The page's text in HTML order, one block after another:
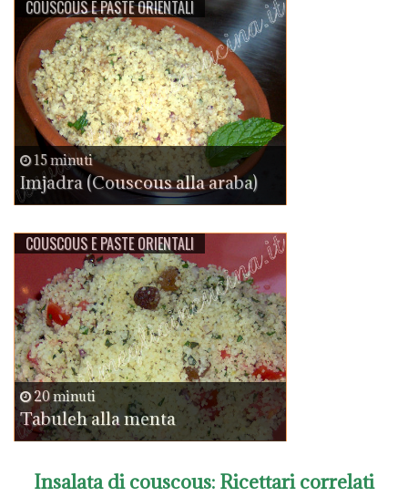
COUSCOUS E PASTE ORIENTALI
15 minuti
Imjadra (Couscous alla araba)
COUSCOUS E PASTE ORIENTALI
20 minuti
Tabuleh alla menta
Insalata di couscous: Ricettari correlati